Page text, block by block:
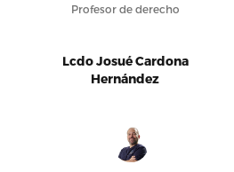
Profesor de derecho
Lcdo Josué Cardona
Hernández